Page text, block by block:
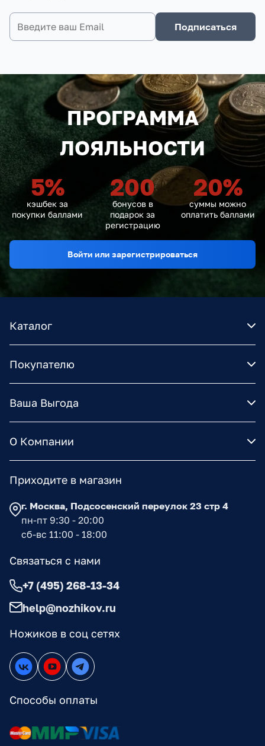
Подписаться
ПРОГРАММА
ЛОЯЛЬНОСТИ
5%
кэшбек за
покупки баллами
200
бонусов в
подарок за
регистрацию
20%
суммы можно
оплатить баллами
Войти или зарегистрироваться
Каталог
Покупателю
Ваша Выгода
О Компании
Ножиков в соц сетях
Способы оплаты
Приходите в магазин
г. Москва, Подсосенский переулок 23 стр 4
пн-пт 9:30 - 20:00
сб-вс 11:00 - 18:00
Связаться с нами
+7 (495) 268-13-34
help@nozhikov.ru